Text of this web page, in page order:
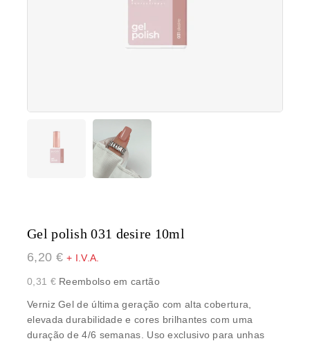
Gel polish 031 desire 10ml
6,20 € + I.V.A.
0,31 €Reembolso em cartão
Verniz Gel de última geração com alta cobertura,
elevada durabilidade e cores brilhantes com uma
duração de 4/6 semanas. Uso exclusivo para unhas